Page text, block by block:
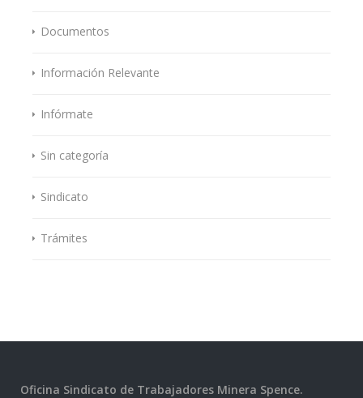
Documentos
Información Relevante
Infórmate
Sin categoría
Sindicato
Trámites
Oficina Sindicato de Trabajadores Minera Spence.